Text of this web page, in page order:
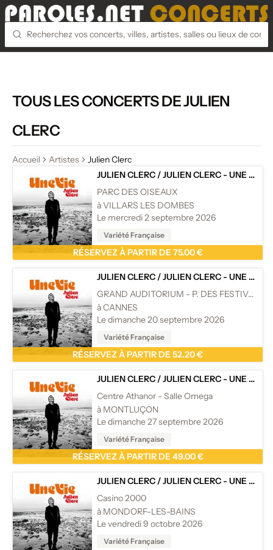
TOUS LES CONCERTS DE JULIEN
CLERC
Accueil Artistes
Julien Clerc
JULIEN CLERC /JULIEN CLERC - UNE VIE - TOURNÉE
PARC DES OISEAUX
à VILLARS LES DOMBES
Le mercredi 2 septembre 2026
Variété Française
RÉSERVEZ À PARTIR DE 75.00 €
JULIEN CLERC /JULIEN CLERC - UNE VIE - TOURNÉE
GRAND AUDITORIUM - P. DES FESTIVALS
à CANNES
Le dimanche 20 septembre 2026
Variété Française
RÉSERVEZ À PARTIR DE 52.20 €
JULIEN CLERC /JULIEN CLERC - UNE VIE - TOURNÉE
Centre Athanor - Salle Omega
à MONTLUÇON
Le dimanche 27 septembre 2026
Variété Française
RÉSERVEZ À PARTIR DE 49.00 €
JULIEN CLERC /JULIEN CLERC - UNE VIE - TOURNÉE
Casino 2000
à MONDORF-LES-BAINS
Le vendredi 9 octobre 2026
Variété Française